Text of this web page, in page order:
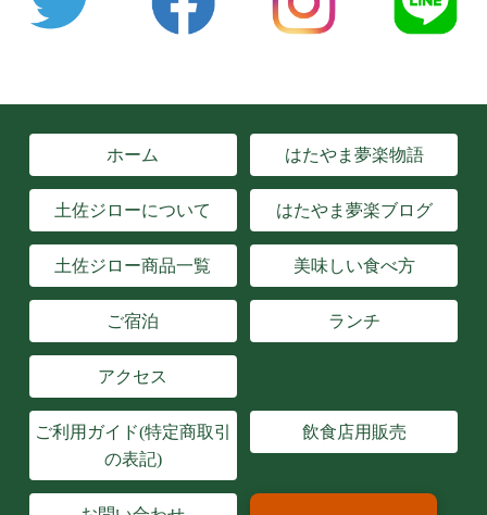
ホーム はたやま夢楽物語
土佐ジローについて はたやま夢楽ブログ
土佐ジロー商品一覧 美味しい食べ方
ご宿泊 ランチ
アクセス
ご利用ガイド(特定商取引
の表記)
飲食店用販売